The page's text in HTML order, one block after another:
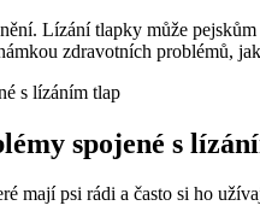
Lízání tlapky může
zdravotních problémů,
spojené s
mají psi rádi a často si ho